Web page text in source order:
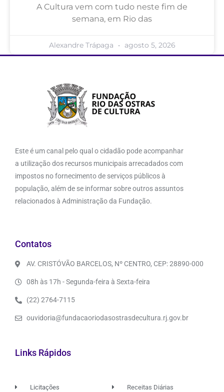
A Cultura vem com tudo neste fim de
semana, em Rio das
Alexandre Trápaga agosto 5, 2026
Este é um canal pelo qual o cidadão pode acompanhar
a utilização dos recursos municipais arrecadados com
impostos no fornecimento de serviços públicos à
população, além de se informar sobre outros assuntos
relacionados à Administração da Fundação.
Contatos
AV. CRISTÓVÃO BARCELOS, Nº CENTRO, CEP: 28890-000
08h às 17h - Segunda-feira à Sexta-feira
(22) 2764-7115
ouvidoria@fundacaoriodasostrasdecultura.rj.gov.br
Links Rápidos
Licitações Receitas Diárias